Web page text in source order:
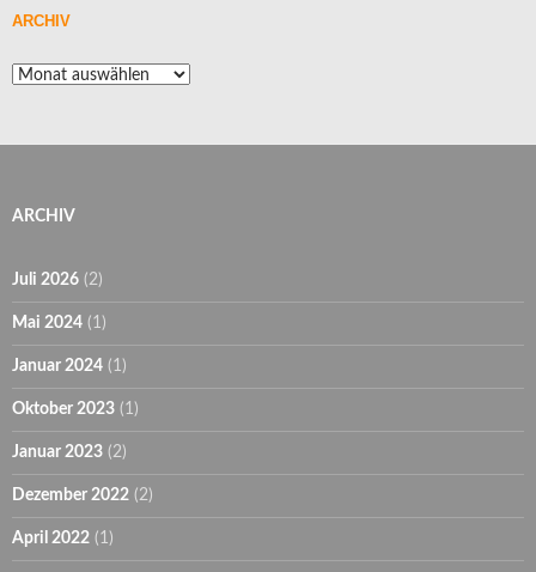
ARCHIV
Archiv
ARCHIV
Juli 2026 (2)
Mai 2024 (1)
Januar 2024 (1)
Oktober 2023 (1)
Januar 2023 (2)
Dezember 2022 (2)
April 2022 (1)